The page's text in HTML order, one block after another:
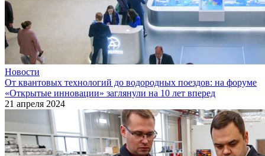
Новости
От квантовых технологий до водородных поездов: на форуме
«Открытые инновации» заглянули на 10 лет вперед
21 апреля 2024